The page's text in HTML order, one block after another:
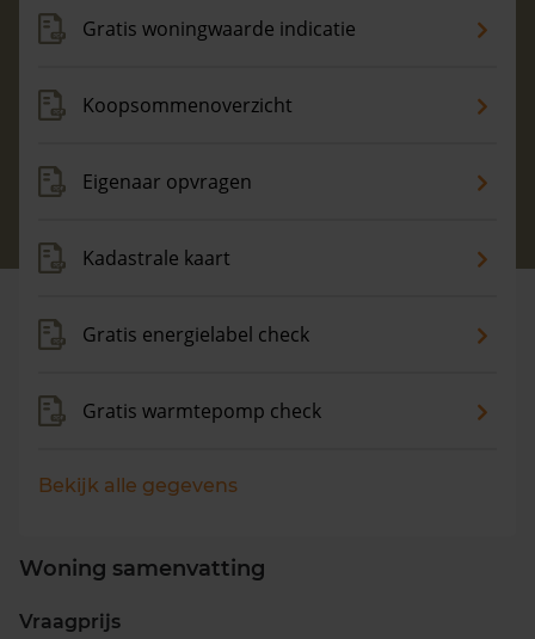
Maandag t/m vrijdag - 08:00 -18:00
Gratis woningwaarde indicatie
Koopsommenoverzicht
Eigenaar opvragen
Kadastrale kaart
Gratis energielabel check
Gratis warmtepomp check
Bekijk alle gegevens
Woning samenvatting
Vraagprijs